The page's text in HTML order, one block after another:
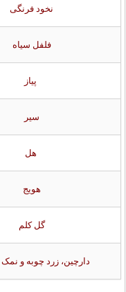
نخود فرنگی
فلفل سیاه
پیاز
سیر
هل
هویج
گل کلم
دارچین، زرد چوبه و